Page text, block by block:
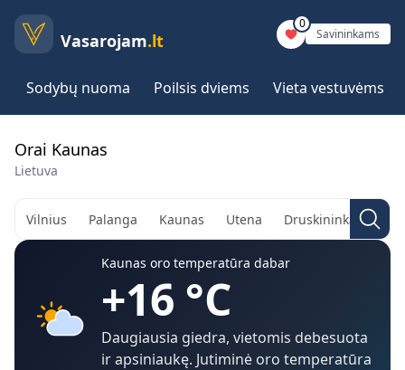
Vasarojam.lt
0
Savininkams
Sodybų nuoma Poilsis dviems Vieta vestuvėms
Orai Kaunas
Lietuva
Vilnius Palanga Kaunas Utena Druskininkai
Kaunas oro temperatūra dabar
+16 °C
Daugiausia giedra, vietomis debesuota
ir apsiniaukę. Jutiminė oro temperatūra